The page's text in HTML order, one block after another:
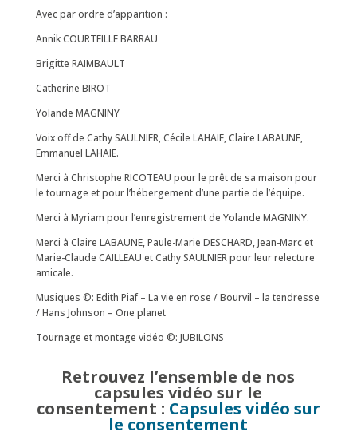
Avec par ordre d’apparition :
Annik COURTEILLE BARRAU
Brigitte RAIMBAULT
Catherine BIROT
Yolande MAGNINY
Voix off de Cathy SAULNIER, Cécile LAHAIE, Claire LABAUNE,
Emmanuel LAHAIE.
Merci à Christophe RICOTEAU pour le prêt de sa maison pour
le tournage et pour l’hébergement d’une partie de l’équipe.
Merci à Myriam pour l’enregistrement de Yolande MAGNINY.
Merci à Claire LABAUNE, Paule-Marie DESCHARD, Jean-Marc et
Marie-Claude CAILLEAU et Cathy SAULNIER pour leur relecture
amicale.
Musiques ©: Edith Piaf – La vie en rose / Bourvil – la tendresse
/ Hans Johnson – One planet
Tournage et montage vidéo ©: JUBILONS
Retrouvez l’ensemble de nos
capsules vidéo sur le
consentement : Capsules vidéo sur
le consentement